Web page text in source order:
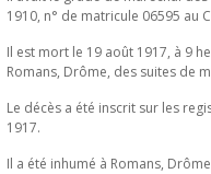
1910, n° de matricule 06595 au
Il est mort le 19 août 1917, à 9
Romans, Drôme, des suites de
Le décès a été inscrit sur les
1917.
Il a été inhumé à Romans,